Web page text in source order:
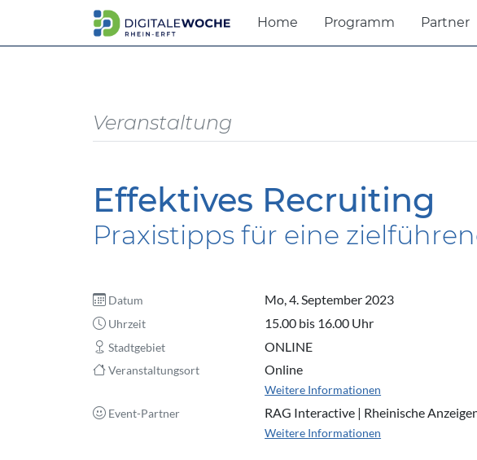
Home Programm Partner
Veranstaltung
Effektives Recruiting
Praxistipps für eine
Datum Mo, 4. September 2023
Uhrzeit 15.00 bis 16.00 Uhr
Stadtgebiet ONLINE
Veranstaltungsort Online
Weitere Informationen
Event-Partner
RAG Interactive | Rheinische
Weitere Informationen